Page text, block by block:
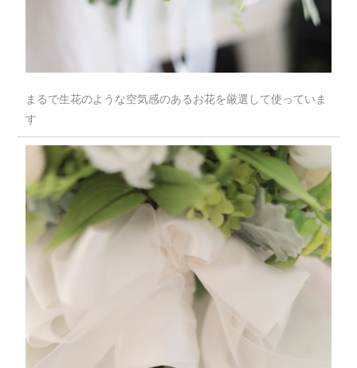
まるで生花のような空気感のあるお花を厳選して使っていま
す